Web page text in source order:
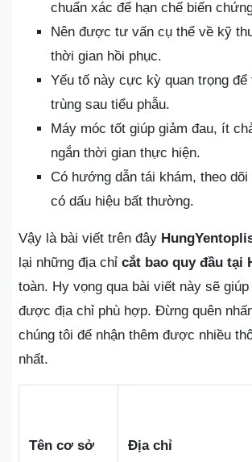
chuẩn xác để hạn chế biến
Nên được tư vấn cụ thể về kỹ
thời gian hồi phục.
Yếu tố này cực kỳ quan trọng để
trùng sau tiểu phẫu.
Máy móc tốt giúp giảm đau, ít
ngắn thời gian thực hiện.
Có hướng dẫn tái khám, theo
có dấu hiệu bất thường.
Vậy là bài viết trên đây
lại những địa chỉ cắt bao quy đầu tại
toàn. Hy vọng qua bài viết này sẽ giúp
được địa chỉ phù hợp. Đừng quên
chúng tôi để nhận thêm được nhiều
nhất.
Tên cơ sở Địa chỉ